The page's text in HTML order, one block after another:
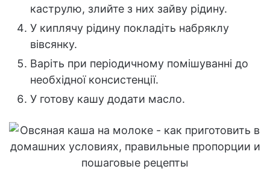
каструлю, злийте з них зайву рідину.
У киплячу рідину покладіть набряклу
вівсянку.
Варіть при періодичному помішуванні до
необхідної консистенції.
У готову кашу додати масло.